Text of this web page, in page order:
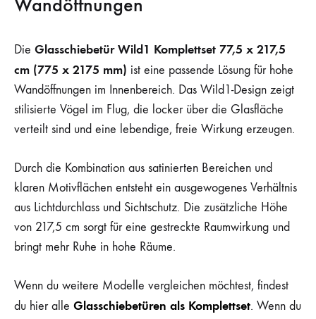
Die Glasschiebetür Wild1 Komplettset 77,5 x 217,5
cm (775 x 2175 mm) ist eine passende Lösung für hohe
Wandöffnungen im Innenbereich. Das Wild1-Design zeigt
stilisierte Vögel im Flug, die locker über die Glasfläche
verteilt sind und eine lebendige, freie Wirkung erzeugen.
Durch die Kombination aus satinierten Bereichen und
klaren Motivflächen entsteht ein ausgewogenes Verhältnis
aus Lichtdurchlass und Sichtschutz. Die zusätzliche Höhe
von 217,5 cm sorgt für eine gestreckte Raumwirkung und
bringt mehr Ruhe in hohe Räume.
Wenn du weitere Modelle vergleichen möchtest, findest
du hier alle Glasschiebetüren als Komplettset. Wenn du